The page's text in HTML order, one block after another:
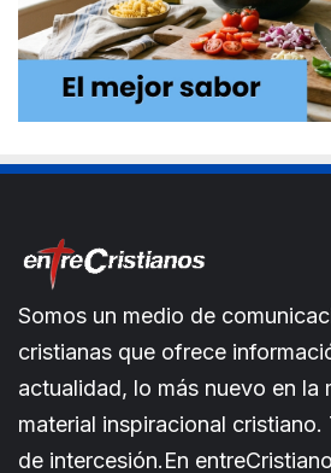
Somos un medio de
cristianas que ofrece
actualidad, lo más nuevo en la
material inspiracional cristiano.
de intercesión.En